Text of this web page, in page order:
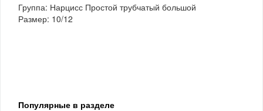
Группа: Нарцисс Простой трубчатый большой
Размер: 10/12
Популярные в разделе